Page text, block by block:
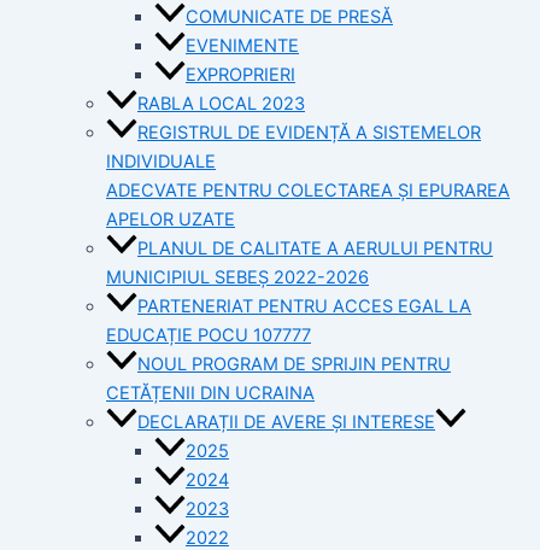
COMUNICATE DE PRESĂ
EVENIMENTE
EXPROPRIERI
RABLA LOCAL 2023
REGISTRUL DE EVIDENȚĂ A SISTEMELOR
INDIVIDUALE
ADECVATE PENTRU COLECTAREA ȘI EPURAREA
APELOR UZATE
PLANUL DE CALITATE A AERULUI PENTRU
MUNICIPIUL SEBEȘ 2022-2026
PARTENERIAT PENTRU ACCES EGAL LA
EDUCAȚIE POCU 107777
NOUL PROGRAM DE SPRIJIN PENTRU
CETĂȚENII DIN UCRAINA
DECLARAȚII DE AVERE ȘI INTERESE
2025
2024
2023
2022